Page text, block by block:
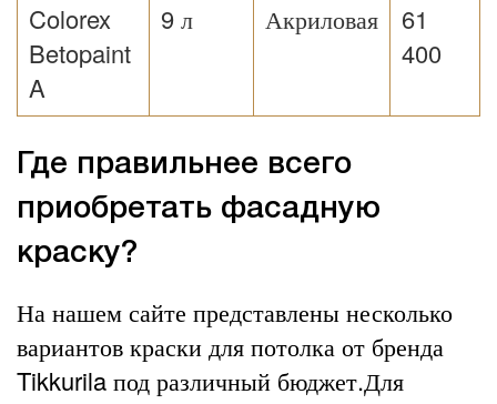
Colorex
Betopaint
A
9 л Акриловая
61
400
Где правильнее всего
приобретать фасадную
краску?
На нашем сайте представлены несколько
вариантов краски для потолка от бренда
Tikkurila под различный бюджет.Для